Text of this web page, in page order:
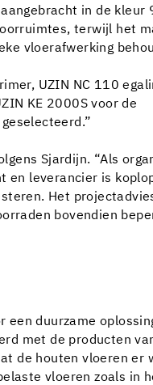
in de kleur
terwijl het
vloerafwerking
UZIN NC 110
KE 2000S voor de
Sjardijn. “Als
en leverancier is
Het
bovendien
een duurzame
met de producten
de houten vloeren er
vloeren zoals in